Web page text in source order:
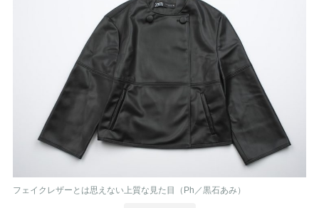
フェイクレザーとは思えない上質な見た目（Ph／黒石あみ）